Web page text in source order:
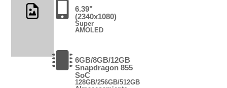
6.39"
(2340x1080)
Super
AMOLED
6GB/8GB/12GB
Snapdragon 855
SoC
128GB/256GB/512GB